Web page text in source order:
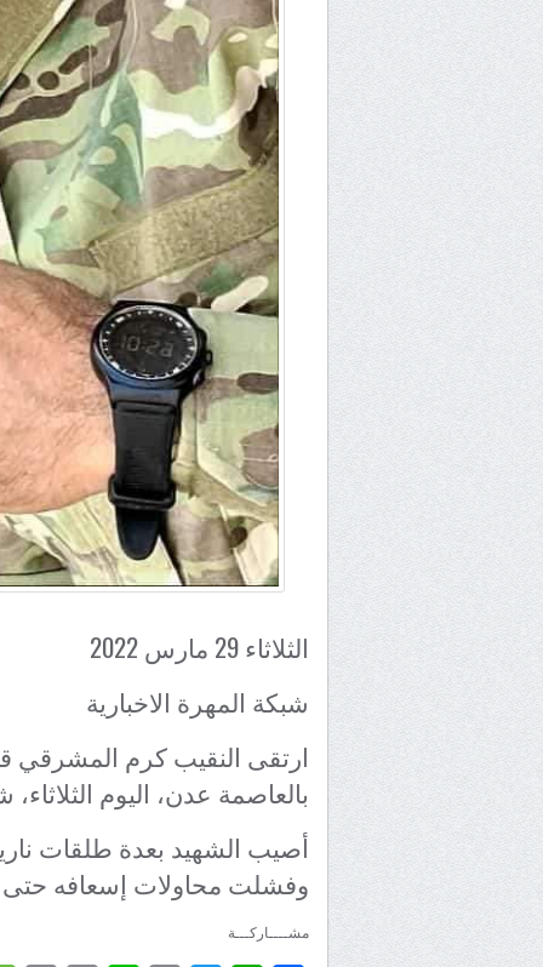
الثلاثاء 29 مارس 2022
شبكة المهرة الاخبارية
ارتقى النقيب كرم المشرقي
بالعاصمة عدن، اليوم
أصيب الشهيد بعدة طلقات
وفشلت محاولات إسعافه حتى
مشــــاركـــة